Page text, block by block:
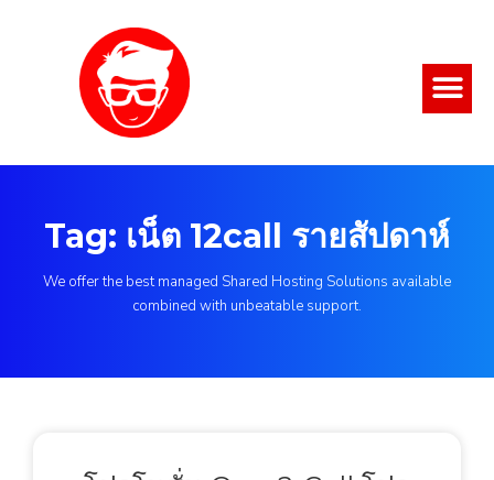
Tag: เน็ต 12call รายสัปดาห์
We offer the best managed Shared Hosting Solutions available
combined with unbeatable support.